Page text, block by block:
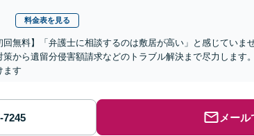
料金表を見る
回無料】「弁護士に相談するのは敷居が高い」と感じていま
策から遺留分侵害額請求などのトラブル解決まで尽力します
ます
メー